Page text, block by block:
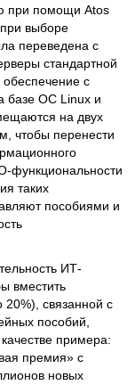
при помощи Atos
выборе
переведена с
стандартной
с
базе ОС Linux и
на двух
чтобы перенести
функциональности
таких
пособиями и
ИТ-
вместить
20%), связанной с
пособий,
примера:
премия» с
новых